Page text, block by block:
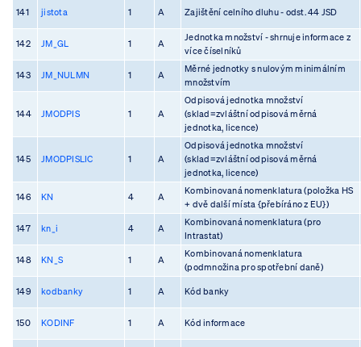
141 jistota 1 A Zajištění celního dluhu - odst. 44 JSD
142 JM_GL 1 A
Jednotka množství - shrnuje informace z
více číselníků
143 JM_NULMN 1 A
Měrné jednotky s nulovým minimálním
množstvím
144 JMODPIS 1 A
Odpisová jednotka množství
(sklad=zvláštní odpisová měrná
jednotka, licence)
145 JMODPISLIC 1 A
Odpisová jednotka množství
(sklad=zvláštní odpisová měrná
jednotka, licence)
146 KN 4 A
Kombinovaná nomenklatura (položka HS
+ dvě další místa {přebíráno z EU})
147 kn_i 4 A
Kombinovaná nomenklatura (pro
Intrastat)
148 KN_S 1 A
Kombinovaná nomenklatura
(podmnožina pro spotřební daně)
149 kodbanky 1 A Kód banky
150 KODINF 1 A Kód informace